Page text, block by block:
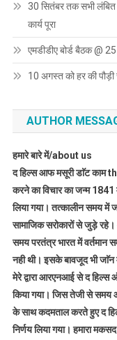
30 सितंबर तक सभी लंबित
कार्य पूरा
एमडीडीए बोर्ड बैठक @
10 अगस्त को हर की
AUTHOR
हमारे बारे में/about us
द हिल्स आफ मसूरी डाॅट
करने का विचार का जन्म 1841
लिया गया। तत्कालीन समय
सामाजिक सरोकारों से जुड़े
समय परतंत्र भारत में वर्तमान
नही थी। इसके बावजूद भी
मेरे द्वारा आरएनआई से द हिल्स
किया गया। जिस तेजी से समय
के साथ कदमताल करते हुए द
निर्णय लिया गया। हमारा